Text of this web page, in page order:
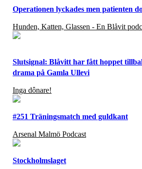
Operationen lyckades men patienten
Hunden, Katten, Glassen - En Blåvit
Slutsignal: Blåvitt har fått hoppet
drama på Gamla Ullevi
Inga dônare!
#251 Träningsmatch med guldkant
Arsenal Malmö Podcast
Stockholmslaget